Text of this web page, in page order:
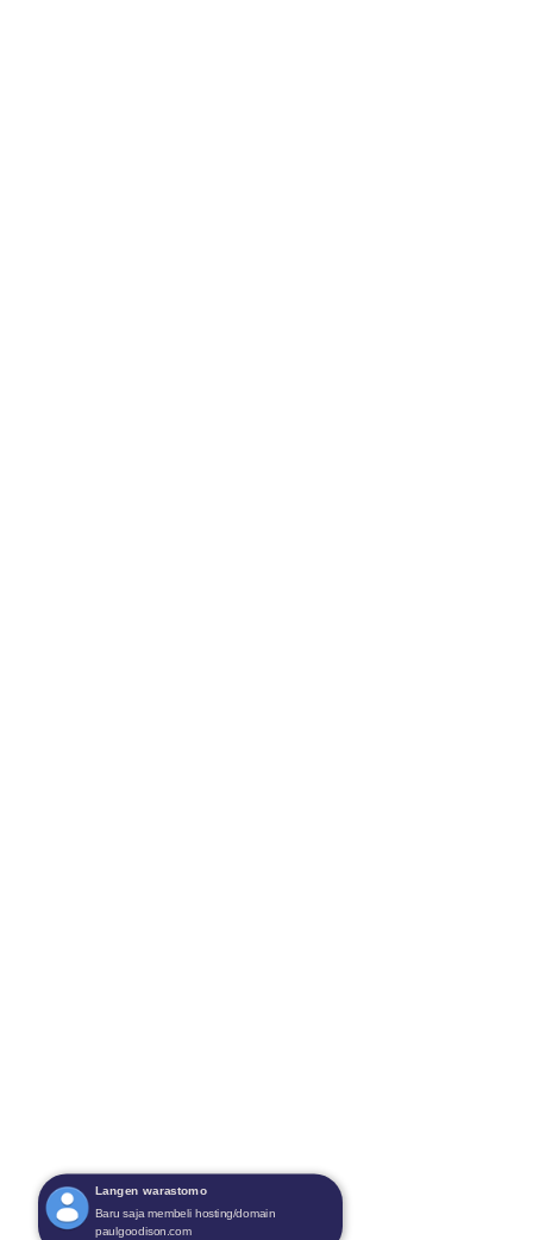
Langen warastomo
Baru saja membeli hosting/domain
paulgoodison.com